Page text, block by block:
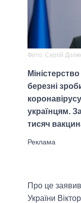
Фото: Сергій
березні
українцям.
тисяч
Про це
України